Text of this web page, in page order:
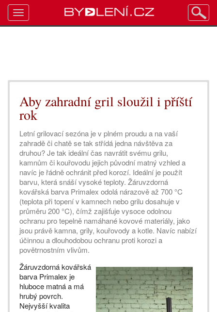
Aby zahradní gril sloužil i příští
rok
Letní grilovací sezóna je v plném proudu a na vaší
zahradě či chatě se tak střídá jedna návštěva za
druhou? Je tak ideální čas navrátit svému grilu,
kamnům či kouřovodu jejich původní matný vzhled a
navíc je řádně ochránit před korozí. Ideální je použít
barvu, která snáší vysoké teploty. Žáruvzdorná
kovářská barva Primalex odolá nárazově až 700 °C
(teplota při topení v kamnech nebo grilu dosahuje v
průměru 200 °C), čímž zajišťuje vysoce odolnou
ochranu pro tepelně namáhané kovové materiály, jako
jsou právě kamna, grily, kouřovody a kotle. Navíc nabízí
účinnou a dlouhodobou ochranu proti korozi a
povětrnostním vlivům.
Žáruvzdorná kovářská
barva Primalex je
hluboce matná a má
hrubý povrch.
Nejvyšší kvalita
Toggle
navigation